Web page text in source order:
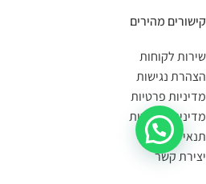
קישורים מהירים
שירות לקוחות
הצהרת נגישות
מדיניות פרטיות
מדיניות החזרות
תנאי שימוש
יצירת קשר